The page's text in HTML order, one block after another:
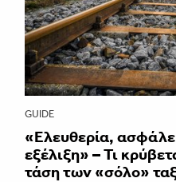
GUIDE
«Ελευθερία,
εξέλιξη» – Τι
τάση των «σόλο»